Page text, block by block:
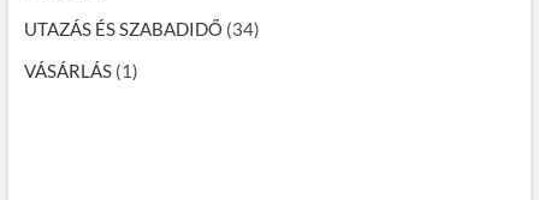
UTAZÁS ÉS SZABADIDŐ (34)
VÁSÁRLÁS(1)